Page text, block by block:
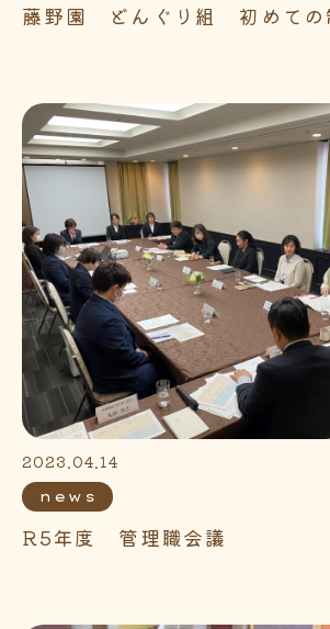
藤野園 どんぐり組 初めての
2023.04.14
news
R5年度 管理職会議